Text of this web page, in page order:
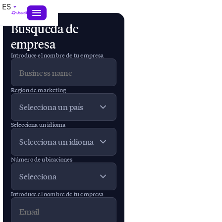
ES Auditoría
de
ubicaciones
Auditoría
de
marketing
local
Introduce
el nombre
de empresa
que usas en
tus perfiles
de Google
Business,
Búsqueda de
empresa
Introduce el nombre de tu empresa
Región de marketing
Selecciona un país
Selecciona un idioma
Selecciona un idioma
Número de ubicaciones
Selecciona
Introduce el nombre de tu empresa